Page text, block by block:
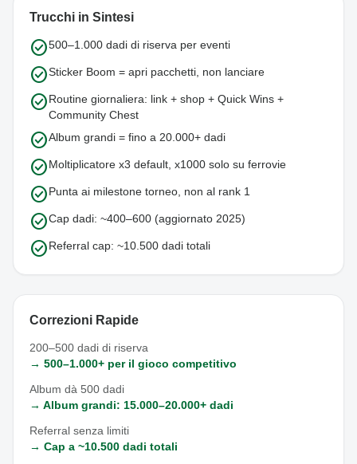
Trucchi in Sintesi
check_circle500–1.000 dadi di riserva per eventi
check_circleSticker Boom = apri pacchetti, non lanciare
check_circleRoutine giornaliera: link + shop + Quick Wins +
Community Chest
check_circleAlbum grandi = fino a 20.000+ dadi
check_circleMoltiplicatore x3 default, x1000 solo su ferrovie
check_circlePunta ai milestone torneo, non al rank 1
check_circleCap dadi: ~400–600 (aggiornato 2025)
check_circleReferral cap: ~10.500 dadi totali
Correzioni Rapide
200–500 dadi di riserva
→ 500–1.000+ per il gioco competitivo
Album dà 500 dadi
→ Album grandi: 15.000–20.000+ dadi
Referral senza limiti
→ Cap a ~10.500 dadi totali